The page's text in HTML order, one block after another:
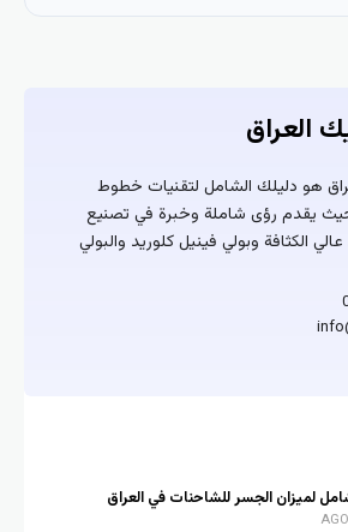
العراق
هو دليلك الشامل لتقنيات خطوط
حيث يقدم رؤى شاملة وخبرة في تصنيع
عالي الكثافة وبولي فينيل كلوريد والبولي
لميزان الجسر للشاحنات في العراق